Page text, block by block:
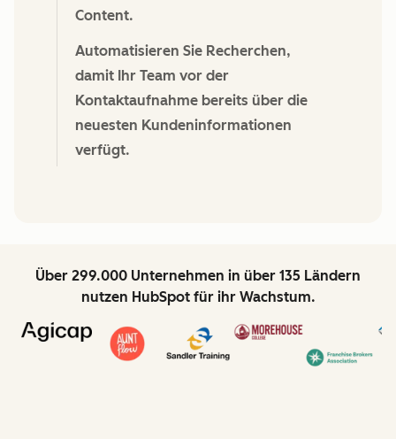
Content.
Automatisieren Sie Recherchen,
damit Ihr Team vor der
Kontaktaufnahme bereits über die
neuesten Kundeninformationen
verfügt.
Über 299.000 Unternehmen in über 135 Ländern
nutzen HubSpot für ihr Wachstum.